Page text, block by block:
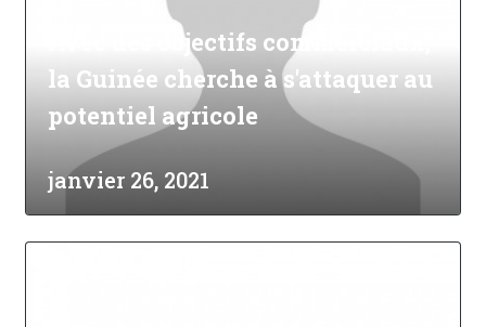
Avec des objectifs commerciaux,
la Guinée cherche à s'attaquer au
potentiel agricole
janvier 26, 2021